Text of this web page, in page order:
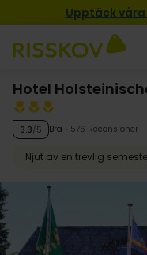
Upptäck
Hotel
3.3/5 Bra 576 Recensioner
Njut av en trevlig